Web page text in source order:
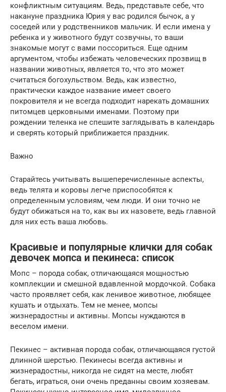
конфликтным ситуациям. Ведь, представьте себе, что
накануне праздника Юрия у вас родился бычок, а у
соседей или у родственников мальчик. И если имена у
ребенка и у животного будут созвучны, то ваши
знакомые могут с вами поссориться. Еще одним
аргументом, чтобы избежать человеческих прозвищ в
названии животных, является то, что это может
считаться богохульством. Ведь, как известно,
практически каждое название имеет своего
покровителя и не всегда подходит нарекать домашних
питомцев церковными именами. Поэтому при
рождении теленка не спешите заглядывать в календарь
и сверять который приближается праздник.
Важно
Старайтесь учитывать вышеперечисленные аспекты,
ведь телята и коровы легче приспособятся к
определенным условиям, чем люди. И они точно не
будут обижаться на то, как вы их назовете, ведь главной
для них есть ваша любовь.
Красивые и популярные клички для собак
девочек мопса и пекинеса: список
Мопс – порода собак, отличающаяся мощностью
комплекции и смешной вдавленной мордочкой. Собака
часто проявляет себя, как ленивое животное, любящее
кушать и отдыхать. Тем не менее, мопсы
жизнерадостны и активны. Мопсы нуждаются в
веселом имени.
Пекинес – активная порода собак, отличающаяся густой
длинной шерстью. Пекинесы всегда активны и
жизнерадостны, никогда не сидят на месте, любят
бегать, играться, они очень преданны своим хозяевам.